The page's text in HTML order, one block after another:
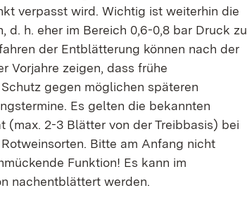
verpasst wird. Wichtig ist weiterhin die
d. h. eher im Bereich 0,6-0,8 bar Druck zu
der Entblätterung können nach der
Vorjahre zeigen, dass frühe
gegen möglichen späteren
Es gelten die bekannten
(max. 2-3 Blätter von der Treibbasis) bei
Bitte am Anfang nicht
Funktion! Es kann im
nachentblättert werden.